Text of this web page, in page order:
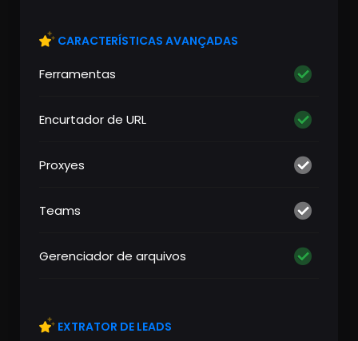
CARACTERÍSTICAS AVANÇADAS
Ferramentas
Encurtador de URL
Proxyes
Teams
Gerenciador de arquivos
EXTRATOR DE LEADS